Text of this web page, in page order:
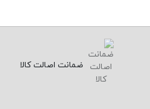
ضمانت اصالت کالا